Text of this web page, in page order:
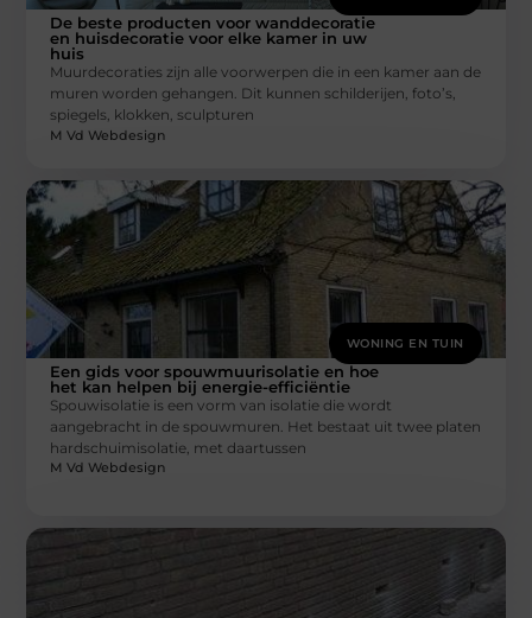
De beste producten voor wanddecoratie
en huisdecoratie voor elke kamer in uw
huis
Muurdecoraties zijn alle voorwerpen die in een kamer aan de
muren worden gehangen. Dit kunnen schilderijen, foto’s,
spiegels, klokken, sculpturen
M Vd Webdesign
WONING EN TUIN
Een gids voor spouwmuurisolatie en hoe
het kan helpen bij energie-efficiëntie
Spouwisolatie is een vorm van isolatie die wordt
aangebracht in de spouwmuren. Het bestaat uit twee platen
hardschuimisolatie, met daartussen
M Vd Webdesign